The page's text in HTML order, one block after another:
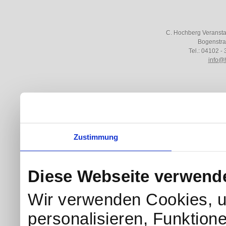
Zustimmung
Diese Webseite
Wir verwenden Cookies,
personalisieren,
C. Hochberg
Tel.: 04102 -